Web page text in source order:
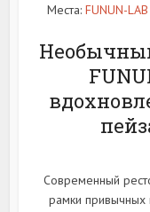
Места: FUNUN-LAB
Современный
рамки